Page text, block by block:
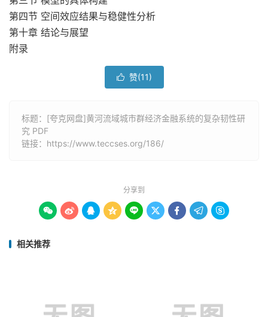
第四节 空间效应结果与稳健性分析
第十章 结论与展望
附录
 赞(11)
标题：[夸克网盘]黄河流域城市群经济金融系统的复杂韧性研
究 PDF
链接： https://www.teccses.org/186/
分享到
        
相关推荐